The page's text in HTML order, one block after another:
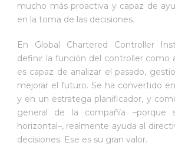
mucho más proactiva y capaz de
en la toma de las decisiones.
En Global Chartered Controller
definir la función del controller como
es capaz de analizar el pasado,
mejorar el futuro. Se ha convertido
y en un estratega planificador, y
general de la compañía –porque
horizontal–, realmente ayuda al
decisiones. Ese es su gran valor.